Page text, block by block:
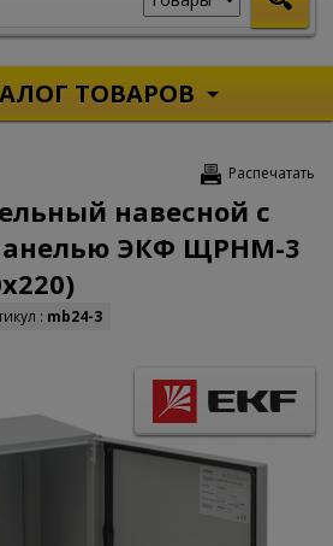
ТОВАРОВ
Распечатать
навесной с
ЭКФ ЩРНМ-3
: mb24-3